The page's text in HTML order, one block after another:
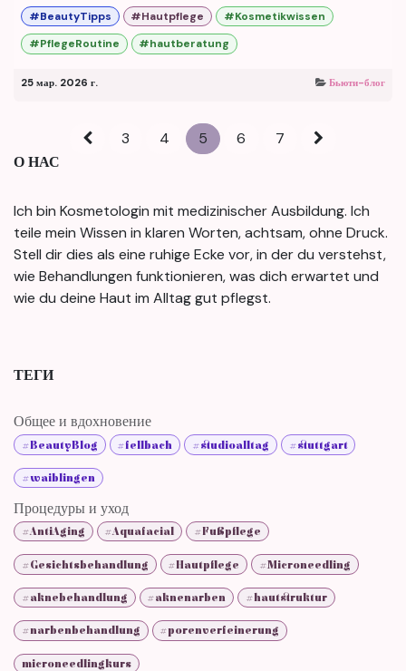
#BeautyTipps #Hautpflege
#Kosmetikwissen
#PflegeRoutine
#hautberatung
25 мар. 2026 г. Бьюти-блог
3 4 5 6 7
О НАС
Ich bin Kosmetologin mit medizinischer Ausbildung. Ich
teile mein Wissen in klaren Worten, achtsam, ohne Druck.
Stell dir dies als eine ruhige Ecke vor, in der du verstehst,
wie Behandlungen funktionieren, was dich erwartet und
wie du deine Haut im Alltag gut pflegst.
ТЕГИ
Общее и вдохновение
#BeautyBlog #fellbach #studioalltag #stuttgart
#waiblingen
Процедуры и уход
#AntiAging #Aquafacial #Fußpflege
#Gesichtsbehandlung #Hautpflege #Microneedling
#aknebehandlung #aknenarben #hautstruktur
#narbenbehandlung #porenverfeinerung
microneedlingkurs